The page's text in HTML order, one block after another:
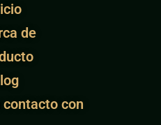
de
contacto con